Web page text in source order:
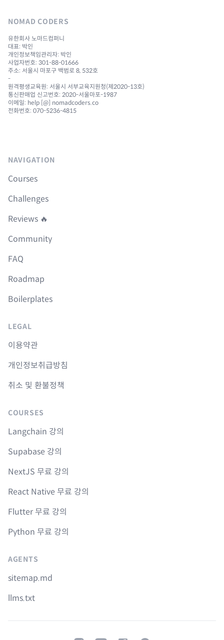
NOMAD CODERS
유한회사 노마드컴퍼니
대표: 박인
개인정보책임관리자: 박인
사업자번호: 301-88-01666
주소: 서울시 마포구 백범로 8, 532호
-
원격평생교육원: 서울시 서부교육지원청(제2020-13호)
통신판매업 신고번호: 2020-서울마포-1987
이메일: help [@] nomadcoders.co
전화번호: 070-5236-4815
NAVIGATION
Courses
Challenges
Reviews 🔥
Community
FAQ
Roadmap
Boilerplates
LEGAL
이용약관
개인정보취급방침
취소 및 환불정책
COURSES
Langchain 강의
Supabase 강의
NextJS 무료 강의
React Native 무료 강의
Flutter 무료 강의
Python 무료 강의
AGENTS
sitemap.md
llms.txt